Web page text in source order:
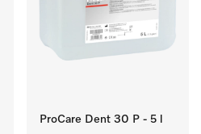
ProCare Dent 30 P - 5 l